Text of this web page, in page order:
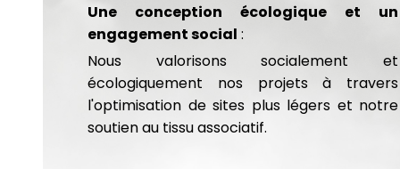
Une conception écologique et un
engagement social :
Nous valorisons socialement et
écologiquement nos projets à travers
l'optimisation de sites plus légers et notre
soutien au tissu associatif.